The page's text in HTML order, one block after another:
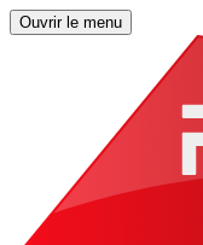
Ouvrir le menu